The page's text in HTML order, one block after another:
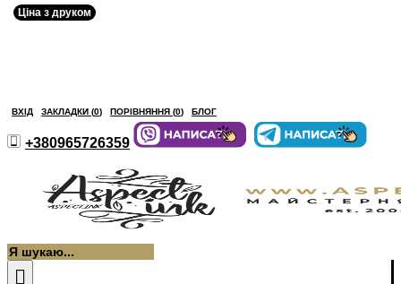
ВХІД ЗАКЛАДКИ (0) ПОРІВНЯННЯ (0) БЛОГ
+380965726359
Ціна з друком